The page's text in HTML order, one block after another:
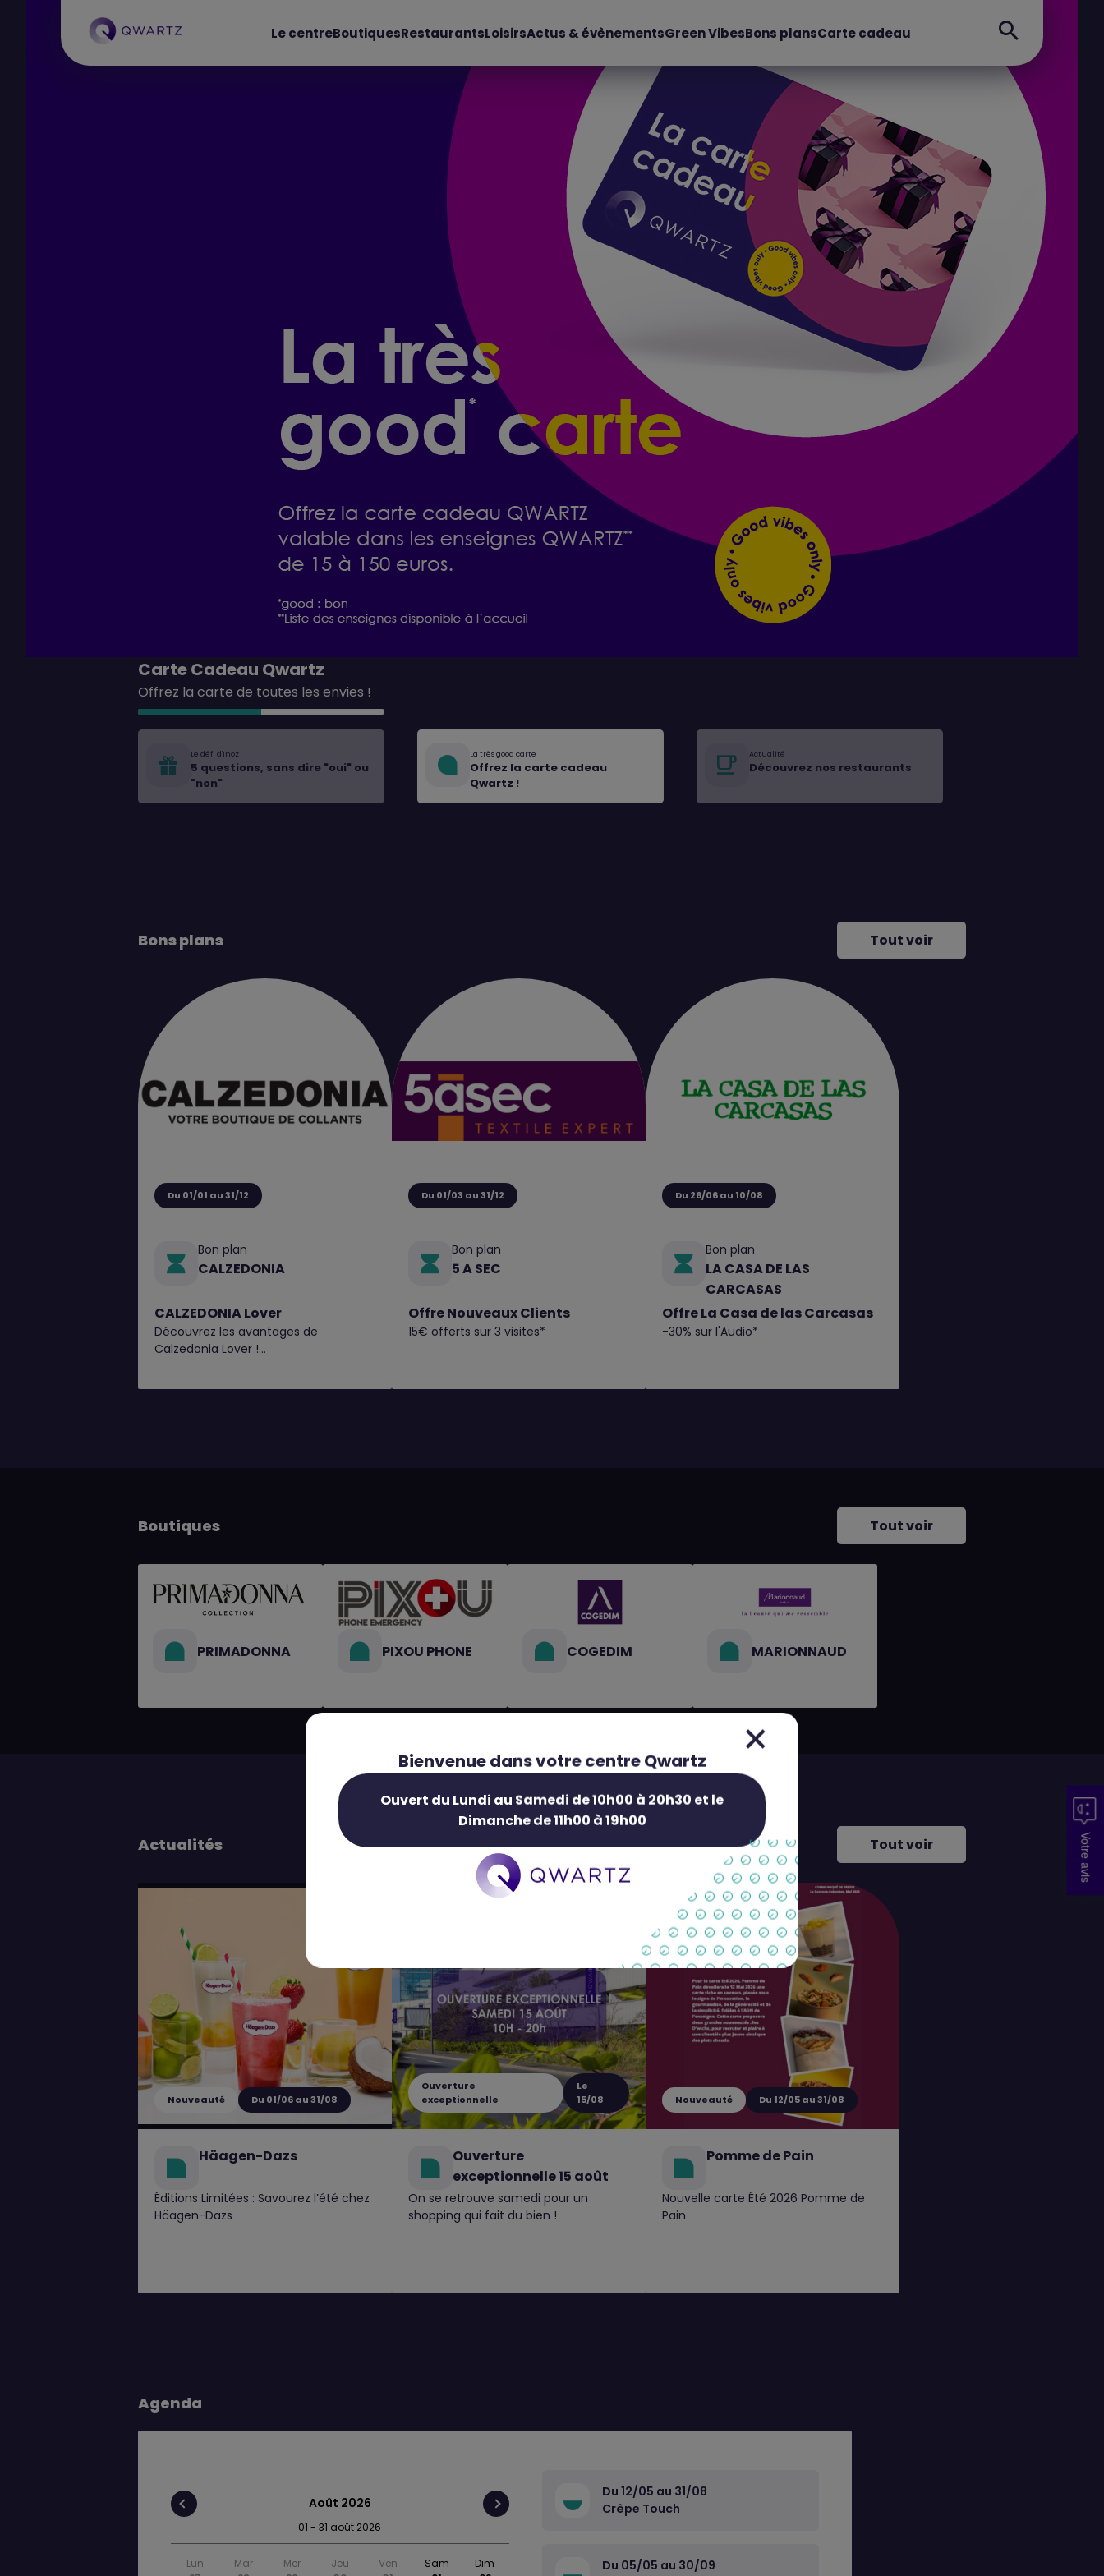
Le centreBoutiquesRestaurantsLoisirsActus & évènementsGreen VibesBons plansCarte cadeau
Carte Cadeau Qwartz
Offrez la carte de toutes les envies !
Le défi d'Inoz
5 questions, sans dire "oui" ou
"non"
La très good carte
Offrez la carte cadeau
Qwartz !
Actualité
Découvrez nos restaurants
Bons plans Tout voir
Du 01/01 au 31/12
Bon plan
CALZEDONIA
CALZEDONIA Lover
Découvrez les avantages de
Calzedonia Lover !
Du 01/03 au 31/12
Bon plan
5 A SEC
Offre Nouveaux Clients
15€ offerts sur 3 visites*
Du 26/06 au 10/08
Bon plan
LA CASA DE LAS
CARCASAS
Offre La Casa de las Carcasas
-30% sur l'Audio*
Boutiques Tout voir
PRIMADONNA PIXOU PHONE COGEDIM MARIONNAUD
Actualités Tout voir
Nouveauté Du 01/06 au 31/08
Häagen-Dazs
Éditions Limitées : Savourez l’été chez
Häagen-Dazs
Ouverture
exceptionnelle
Le
15/08
Ouverture
exceptionnelle 15 août
On se retrouve samedi pour un
shopping qui fait du bien !
Nouveauté Du 12/05 au 31/08
Pomme de Pain
Nouvelle carte Été 2026 Pomme de
Pain
Agenda
Août 2026
01 - 31 août 2026
Lun
Mar
Mer
Jeu
Ven
Sam
Dim
Du 12/05 au 31/08
Crêpe Touch
Du 05/05 au 30/09
Bienvenue dans votre centre Qwartz
Ouvert du Lundi au Samedi de 10h00 à 20h30 et le
Dimanche de 11h00 à 19h00
Votre avis